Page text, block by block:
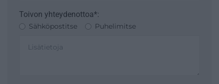
Toivon yhteydenottoa*:
Sähköpostitse Puhelimitse